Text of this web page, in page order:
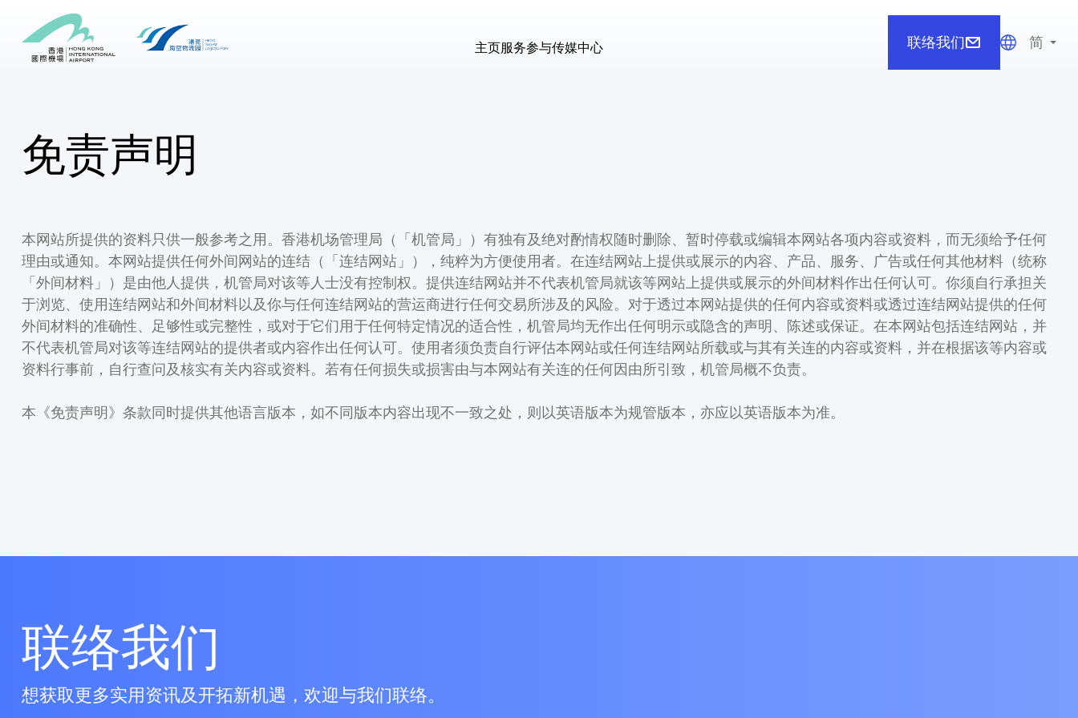
主页服务参与传媒中心 联络我们 简
免责声明
本网站所提供的资料只供一般参考之用。香港机场管理局（「机管局」）有独有及绝对酌情权随时删除、暂时停载或编辑本网站各项内容或资料，而无须给予任何
理由或通知。本网站提供任何外间网站的连结（「连结网站」），纯粹为方便使用者。在连结网站上提供或展示的内容、产品、服务、广告或任何其他材料（统称
「外间材料」）是由他人提供，机管局对该等人士没有控制权。提供连结网站并不代表机管局就该等网站上提供或展示的外间材料作出任何认可。你须自行承担关
于浏览、使用连结网站和外间材料以及你与任何连结网站的营运商进行任何交易所涉及的风险。对于透过本网站提供的任何内容或资料或透过连结网站提供的任何
外间材料的准确性、足够性或完整性，或对于它们用于任何特定情况的适合性，机管局均无作出任何明示或隐含的声明、陈述或保证。在本网站包括连结网站，并
不代表机管局对该等连结网站的提供者或内容作出任何认可。使用者须负责自行评估本网站或任何连结网站所载或与其有关连的内容或资料，并在根据该等内容或
资料行事前，自行查问及核实有关内容或资料。若有任何损失或损害由与本网站有关连的任何因由所引致，机管局概不负责。
本《免责声明》条款同时提供其他语言版本，如不同版本内容出现不一致之处，则以英语版本为规管版本，亦应以英语版本为准。
联络我们
想获取更多实用资讯及开拓新机遇，欢迎与我们联络。